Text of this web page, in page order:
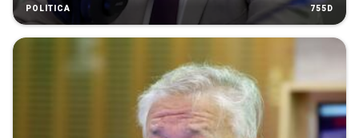
POLÍTICA 755D